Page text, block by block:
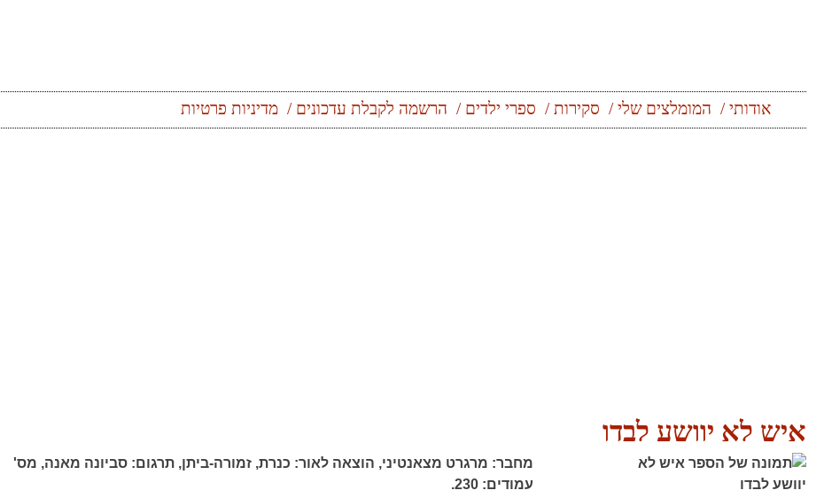
אודותי המומלצים שלי סקירות ספרי ילדים הרשמה לקבלת עדכונים מדיניות פרטיות
איש לא יוושע לבדו
מחבר: מרגרט מצאנטיני, הוצאה לאור: כנרת, זמורה-ביתן, תרגום: סביונה מאנה, מס'
עמודים: